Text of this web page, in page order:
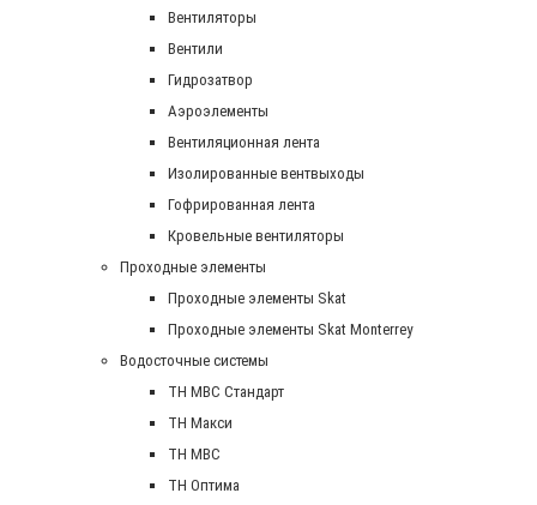
Вентиляторы
Вентили
Гидрозатвор
Аэроэлементы
Вентиляционная лента
Изолированные вентвыходы
Гофрированная лента
Кровельные вентиляторы
Проходные элементы
Проходные элементы Skat
Проходные элементы Skat Monterrey
Водосточные системы
TH MBC Стандарт
TH Макси
TH МВС
TH Оптима